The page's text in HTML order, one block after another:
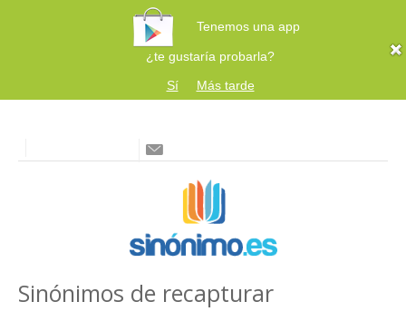
Tenemos una app
¿te gustaría probarla?
Sí
Más tarde
Sinónimos de recapturar